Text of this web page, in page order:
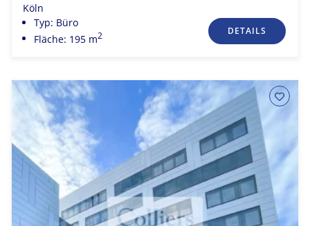
Köln
Typ: Büro
Fläche: 195 m2 DETAILS